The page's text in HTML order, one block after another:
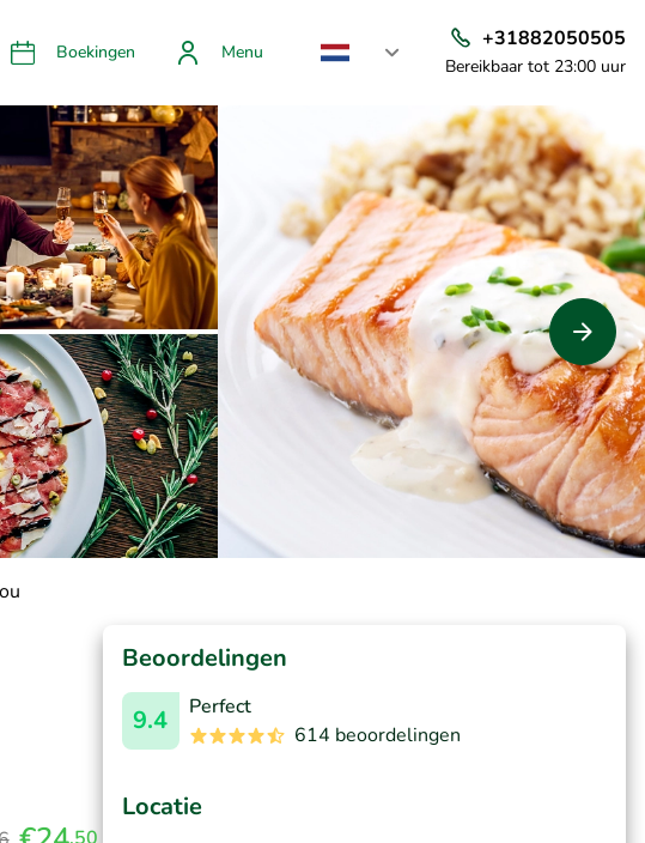
Boekingen Menu
+31882050505
Bereikbaar tot 23:00 uur
Beoordelingen
9.4
Perfect
614 beoordelingen
Locatie